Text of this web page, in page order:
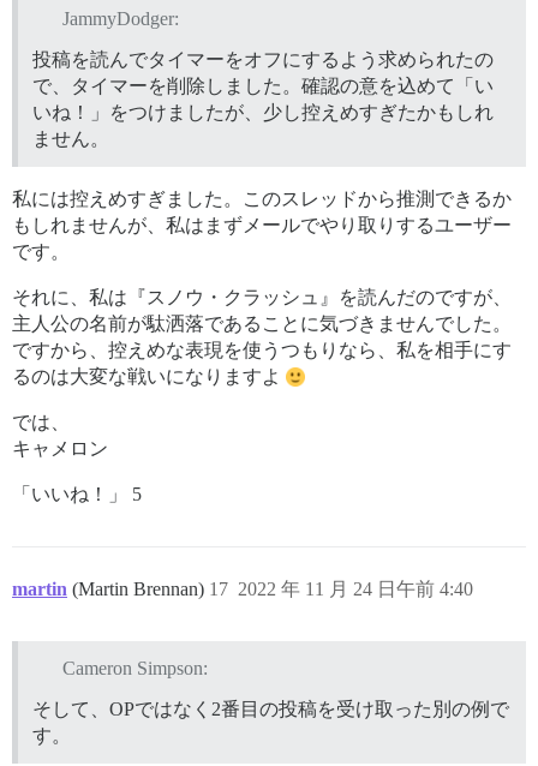
JammyDodger:
投稿を読んでタイマーをオフにするよう求められたの
で、タイマーを削除しました。確認の意を込めて「い
いね！」をつけましたが、少し控えめすぎたかもしれ
ません。
私には控えめすぎました。このスレッドから推測できるか
もしれませんが、私はまずメールでやり取りするユーザー
です。
それに、私は『スノウ・クラッシュ』を読んだのですが、
主人公の名前が駄洒落であることに気づきませんでした。
ですから、控えめな表現を使うつもりなら、私を相手にす
るのは大変な戦いになりますよ
では、
キャメロン
「いいね！」 5
martin (Martin Brennan) 2022 年 11 月 24 日午前 4:40
17
Cameron Simpson:
そして、OPではなく2番目の投稿を受け取った別の例で
す。